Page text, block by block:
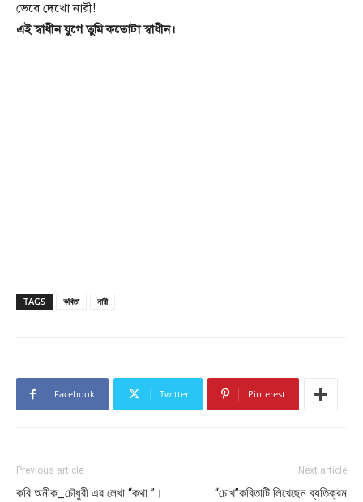
ভেবে দেখো নারী!
এই স্বাধীন যুগে তুমি কতোটা স্বাধীন।
TAGS কবিতা নারী
Facebook Twitter Pinterest
Previous article
কবি অনীক_চৌধুরী এর লেখা “কথা ”।
Next article
“চোখ”কবিতাটি লিখেছেন ব্যতিক্রম